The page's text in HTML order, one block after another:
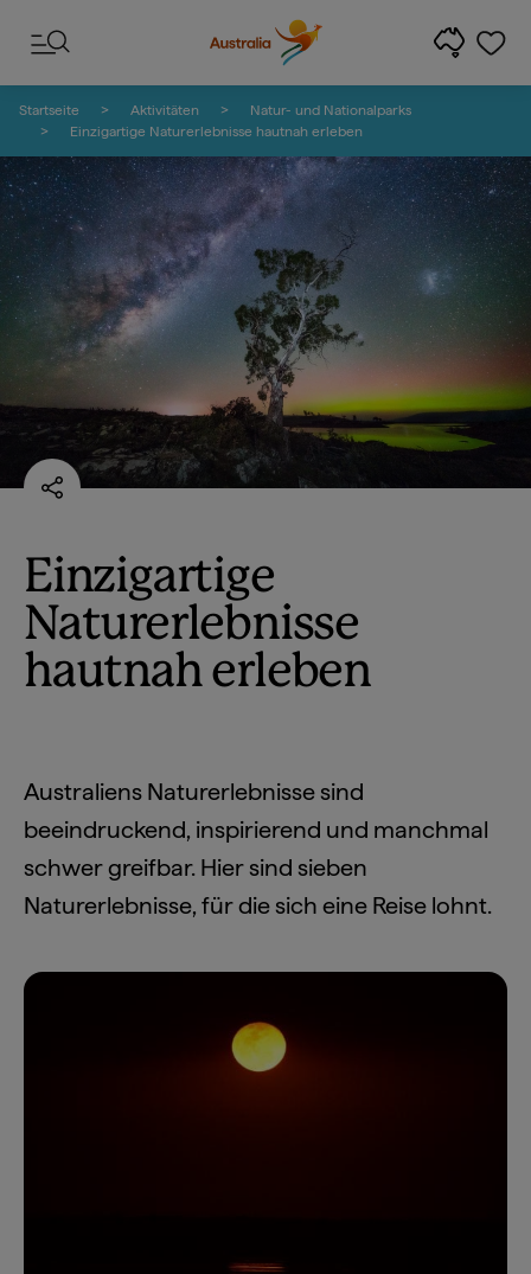
Startseite Aktivitäten
Natur- und Nationalparks
Einzigartige Naturerlebnisse hautnah erleben
Einzigartige
Naturerlebnisse
hautnah erleben
Australiens Naturerlebnisse sind
beeindruckend, inspirierend und manchmal
schwer greifbar. Hier sind sieben
Naturerlebnisse, für die sich eine Reise lohnt.